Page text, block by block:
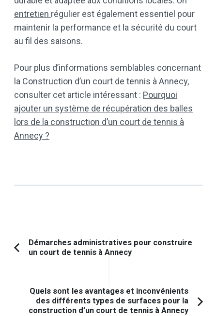
entretien régulier est également essentiel pour
maintenir la performance et la sécurité du court
au fil des saisons.​
Pour plus d’informations semblables concernant
la Construction d’un court de tennis à Annecy,
consulter cet article intéressant : Pourquoi
ajouter un système de récupération des balles
lors de la construction d’un court de tennis à
Annecy ?
Navigation
d'article
Article
Démarches administratives pour construire
un court de tennis à Annecy
Quels sont les avantages et inconvénients
des différents types de surfaces pour la
construction d’un court de tennis à Annecy